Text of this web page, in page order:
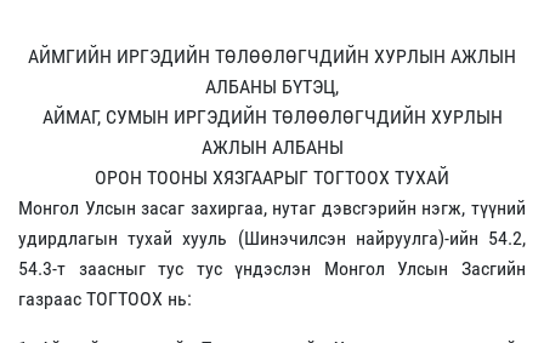
АЙМГИЙН ИРГЭДИЙН ТӨЛӨӨЛӨГЧДИЙН ХУРЛЫН АЖЛЫН
АЛБАНЫ БҮТЭЦ,
АЙМАГ, СУМЫН ИРГЭДИЙН ТӨЛӨӨЛӨГЧДИЙН ХУРЛЫН
АЖЛЫН АЛБАНЫ
ОРОН ТООНЫ ХЯЗГААРЫГ ТОГТООХ ТУХАЙ
Монгол Улсын засаг захиргаа, нутаг дэвсгэрийн нэгж, түүний
удирдлагын тухай хууль (Шинэчилсэн найруулга)-ийн 54.2,
54.3-т заасныг тус тус үндэслэн Монгол Улсын Засгийн
газраас ТОГТООХ нь: